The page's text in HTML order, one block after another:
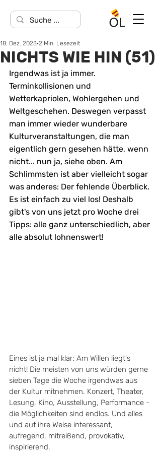
NICHTS WIE HIN (51)
18. Dez. 2023 2 Min. Lesezeit
Irgendwas ist ja immer.
Terminkollisionen und
Wetterkapriolen, Wohlergehen und
Weltgeschehen. Deswegen verpasst
man immer wieder wunderbare
Kulturveranstaltungen, die man
eigentlich gern gesehen hätte, wenn
nicht... nun ja, siehe oben. Am
Schlimmsten ist aber vielleicht sogar
was anderes: Der fehlende Überblick.
Es ist einfach zu viel los! Deshalb
gibt's von uns jetzt pro Woche drei
Tipps: alle ganz unterschiedlich, aber
alle absolut lohnenswert!
Eines ist ja mal klar: Am Willen liegt's
nicht! Die meisten von uns würden gerne
sieben Tage die Woche irgendwas aus
der Kultur mitnehmen. Konzert, Theater,
Lesung, Kino, Ausstellung, Performance -
die Möglichkeiten sind endlos. Und alles
und auf ihre Weise interessant,
aufregend, mitreißend, provokativ,
inspirierend.